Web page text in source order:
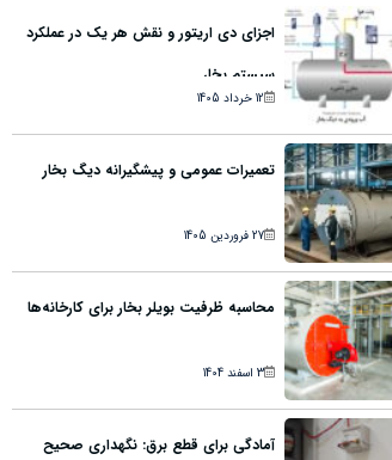
اجزای دی اریتور و نقش هر یک در عملکرد
سیستم بخار
12 خرداد 1405
تعمیرات عمومی و پیشگیرانه دیگ بخار
27 فروردین 1405
محاسبه ظرفیت بویلر بخار برای کارخانه‌ها
3 اسفند 1404
آمادگی برای قطع برق: نگهداری صحیح